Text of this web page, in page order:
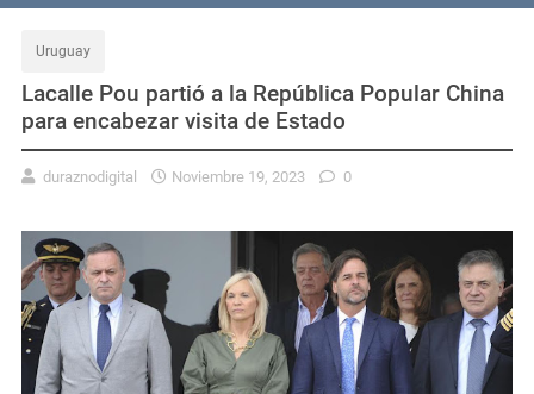
Uruguay
Lacalle Pou partió a la República Popular China
para encabezar visita de Estado
duraznodigital Noviembre 19, 2023 0